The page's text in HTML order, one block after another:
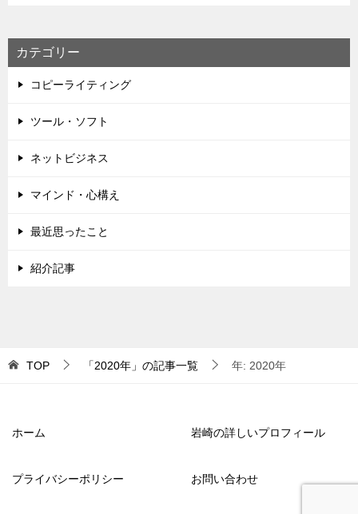
カテゴリー
コピーライティング
ツール・ソフト
ネットビジネス
マインド・心構え
最近思ったこと
紹介記事
TOP 「2020年」の記事一覧 年: 2020年
ホーム 岩崎の詳しいプロフィール
プライバシーポリシー お問い合わせ